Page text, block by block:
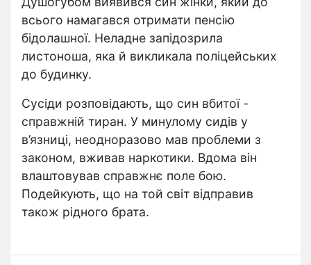
всього намагався отримати пенсію
бідолашної. Неладне запідозрила
листоноша, яка й викликала поліцейських
до будинку.
Сусіди розповідають, що син вбитої -
справжній тиран. У минулому сидів у
в’язниці, неодноразово мав проблеми з
законом, вживав наркотики. Вдома він
влаштовував справжнє поле бою.
Подейкують, що на той світ відправив
також рідного брата.